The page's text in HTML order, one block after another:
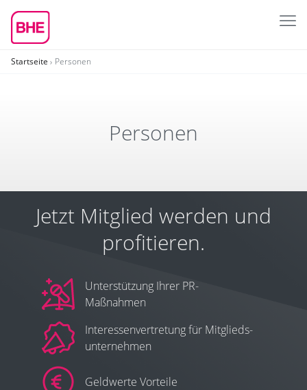
Startseite Personen
Personen
Jetzt Mitglied werden und
profitieren.
Unterstützung Ihrer PR-
Maßnahmen
Interessenvertretung für Mit­glieds­
un­ter­neh­men
Geldwerte Vorteile